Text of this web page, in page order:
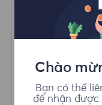
Chào
Bạn có thể
để nhận